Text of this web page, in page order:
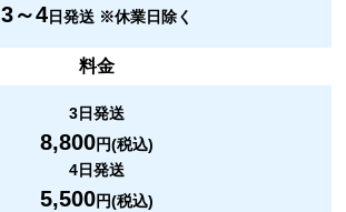
3～4日発送 ※休業日除く
料金
3日発送
8,800円(税込)
4日発送
5,500円(税込)